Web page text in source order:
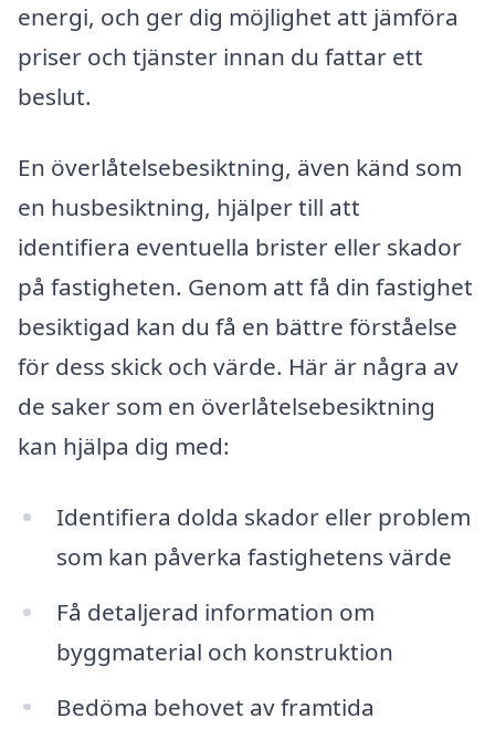
energi, och ger dig möjlighet att jämföra
priser och tjänster innan du fattar ett
beslut.
En överlåtelsebesiktning, även känd som
en husbesiktning, hjälper till att
identifiera eventuella brister eller skador
på fastigheten. Genom att få din fastighet
besiktigad kan du få en bättre förståelse
för dess skick och värde. Här är några av
de saker som en överlåtelsebesiktning
kan hjälpa dig med:
Identifiera dolda skador eller problem
som kan påverka fastighetens värde
Få detaljerad information om
byggmaterial och konstruktion
Bedöma behovet av framtida